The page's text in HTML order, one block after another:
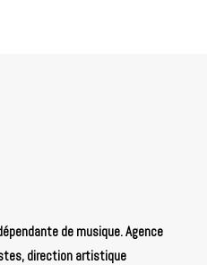
de musique. Agence
direction artistique